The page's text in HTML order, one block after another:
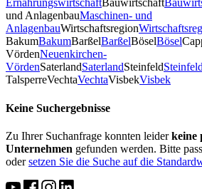
ErnährungswirtschaftBauwirtschaft
und AnlagenbauMaschinen- und
AnlagenbauWirtschaftsregion
BakumBakumBarßelBarßelBöselBösel
VördenNeuenkirchen-
VördenSaterlandSaterlandSteinfeldSteinfeld
TalsperreVechtaVechtaVisbekVisbek
Keine Suchergebnisse
Zu Ihrer Suchanfrage konnten leiderkeine
Unternehmen gefunden werden. Bitte
odersetzen Sie die Suche auf die